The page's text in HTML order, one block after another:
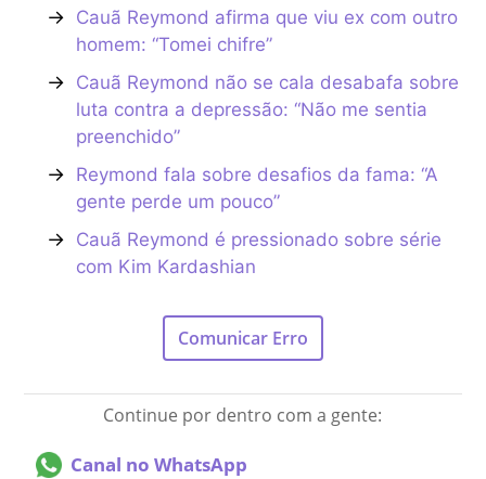
→ Cauã Reymond afirma que viu ex com outro
homem: “Tomei chifre”
→ Cauã Reymond não se cala desabafa sobre
luta contra a depressão: “Não me sentia
preenchido”
→ Reymond fala sobre desafios da fama: “A
gente perde um pouco”
→ Cauã Reymond é pressionado sobre série
com Kim Kardashian
Comunicar Erro
Continue por dentro com a gente:
Canal no WhatsApp